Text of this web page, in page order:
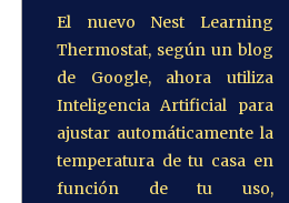
El nuevo Nest Learning
Thermostat, según un blog
de Google, ahora utiliza
Inteligencia Artificial para
ajustar automáticamente la
temperatura de tu casa en
función de tu uso,